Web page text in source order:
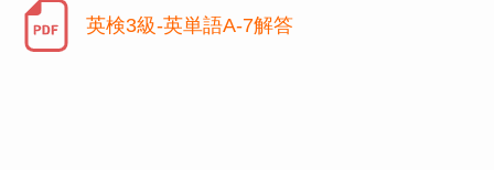
英検3級-英単語A-7解答